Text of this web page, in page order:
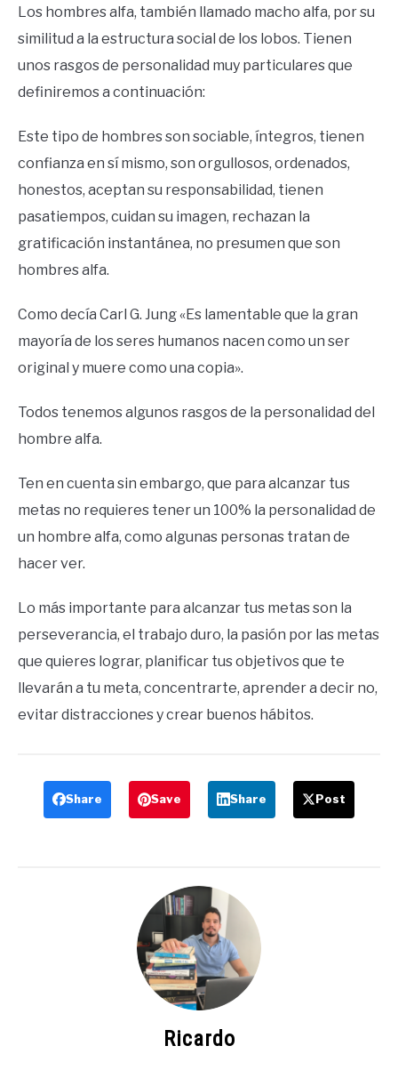
Los hombres alfa, también llamado macho alfa, por su
similitud a la estructura social de los lobos. Tienen
unos rasgos de personalidad muy particulares que
definiremos a continuación:
Este tipo de hombres son sociable, íntegros, tienen
confianza en sí mismo, son orgullosos, ordenados,
honestos, aceptan su responsabilidad, tienen
pasatiempos, cuidan su imagen, rechazan la
gratificación instantánea, no presumen que son
hombres alfa.
Como decía Carl G. Jung «Es lamentable que la gran
mayoría de los seres humanos nacen como un ser
original y muere como una copia».
Todos tenemos algunos rasgos de la personalidad del
hombre alfa.
Ten en cuenta sin embargo, que para alcanzar tus
metas no requieres tener un 100% la personalidad de
un hombre alfa, como algunas personas tratan de
hacer ver.
Lo más importante para alcanzar tus metas son la
perseverancia, el trabajo duro, la pasión por las metas
que quieres lograr, planificar tus objetivos que te
llevarán a tu meta, concentrarte, aprender a decir no,
evitar distracciones y crear buenos hábitos.
Share Save Share Post
Ricardo